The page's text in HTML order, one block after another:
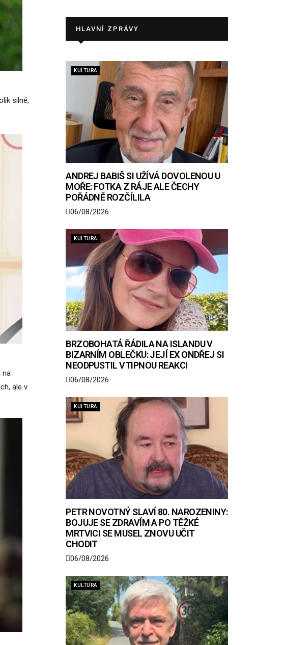
silné,
na
ale v
HLAVNÍ ZPRÁVY
KULTURA
ANDREJ BABIŠ SI UŽÍVÁ DOVOLENOU U
MOŘE: FOTKA Z RÁJE ALE ČECHY
POŘÁDNĚ ROZČÍLILA
06/08/2026
KULTURA
BRZOBOHATÁ ŘÁDILA NA ISLANDU V
BIZARNÍM OBLEČKU: JEJÍ EX ONDŘEJ SI
NEODPUSTIL VTIPNOU REAKCI
06/08/2026
KULTURA
PETR NOVOTNÝ SLAVÍ 80. NAROZENINY:
BOJUJE SE ZDRAVÍM A PO TĚŽKÉ
MRTVICI SE MUSEL ZNOVU UČIT
CHODIT
06/08/2026
KULTURA